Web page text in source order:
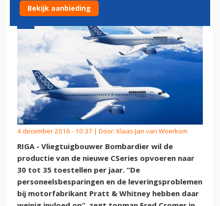
4 december 2016 - 10:37 | Door: Klaas-Jan van Woerkom
RIGA - Vliegtuigbouwer Bombardier wil de
productie van de nieuwe CSeries opvoeren naar
30 tot 35 toestellen per jaar. “De
personeelsbesparingen en de leveringsproblemen
bij motorfabrikant Pratt & Whitney hebben daar
Bekijk aanbieding